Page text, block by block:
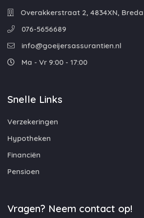
Overakkerstraat 2, 4834XN, Breda
076-5656689
info@goeijersassurantien.nl
Ma - Vr 9:00 - 17:00
Snelle Links
Verzekeringen
Hypotheken
Financiën
Pensioen
Vragen? Neem contact op!